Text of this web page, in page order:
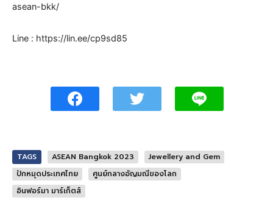
asean-bkk/
Line : https://lin.ee/cp9sd85
TAGS ASEAN Bangkok 2023
Jewellery and Gem
ปักหมุดประเทศไทย
ศูนย์กลางอัญมณีของโลก
อินฟอร์มา มาร์เก็ตส์